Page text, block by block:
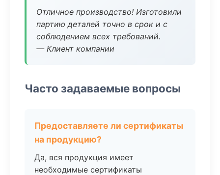
Отличное производство! Изготовили
партию деталей точно в срок и с
соблюдением всех требований.
— Клиент компании
Часто задаваемые вопросы
Предоставляете ли сертификаты
на продукцию?
Да, вся продукция имеет
необходимые сертификаты